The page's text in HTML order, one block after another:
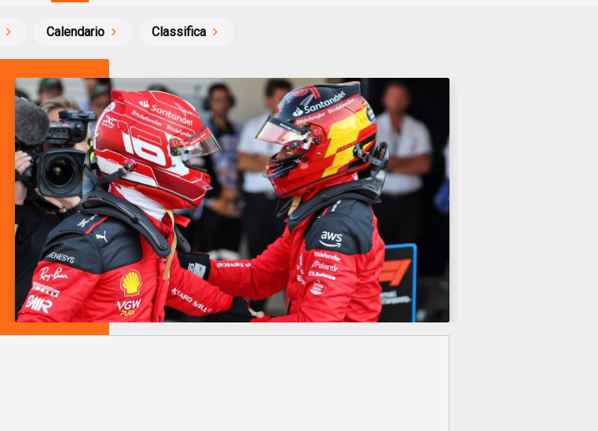
Calendario Classifica